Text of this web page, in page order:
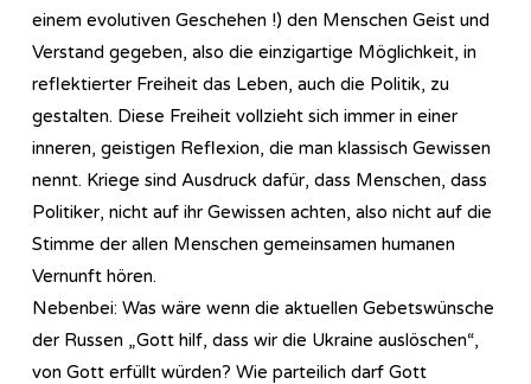
einem evolutiven Geschehen !) den Menschen Geist und
Verstand gegeben, also die einzigartige Möglichkeit, in
reflektierter Freiheit das Leben, auch die Politik, zu
gestalten. Diese Freiheit vollzieht sich immer in einer
inneren, geistigen Reflexion, die man klassisch Gewissen
nennt. Kriege sind Ausdruck dafür, dass Menschen, dass
Politiker, nicht auf ihr Gewissen achten, also nicht auf die
Stimme der allen Menschen gemeinsamen humanen
Vernunft hören.
Nebenbei: Was wäre wenn die aktuellen Gebetswünsche
der Russen „Gott hilf, dass wir die Ukraine auslöschen“,
von Gott erfüllt würden? Wie parteilich darf Gott